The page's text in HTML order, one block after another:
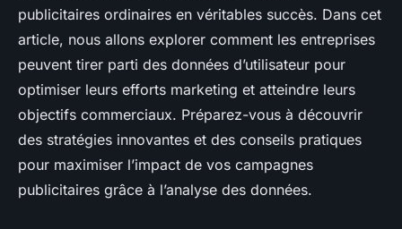
publicitaires ordinaires en véritables succès. Dans cet
article, nous allons explorer comment les entreprises
peuvent tirer parti des données d’utilisateur pour
optimiser leurs efforts marketing et atteindre leurs
objectifs commerciaux. Préparez-vous à découvrir
des stratégies innovantes et des conseils pratiques
pour maximiser l’impact de vos campagnes
publicitaires grâce à l’analyse des données.